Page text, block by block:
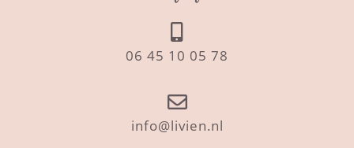
06 45 10 05 78
info@livien.nl